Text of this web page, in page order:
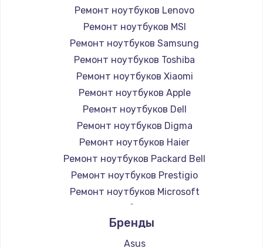
Ремонт ноутбуков Lenovo
Ремонт ноутбуков MSI
Ремонт ноутбуков Samsung
Ремонт ноутбуков Toshiba
Ремонт ноутбуков Xiaomi
Ремонт ноутбуков Apple
Ремонт ноутбуков Dell
Ремонт ноутбуков Digma
Ремонт ноутбуков Haier
Ремонт ноутбуков Packard Bell
Ремонт ноутбуков Prestigio
Ремонт ноутбуков Microsoft
Ремонт ноутбуков Alienware
Ремонт ноутбуков Aquarius
Ремонт ноутбуков Gigabyte
Бренды
Asus